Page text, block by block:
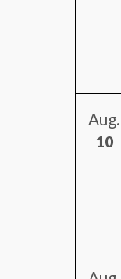
Aug.
10